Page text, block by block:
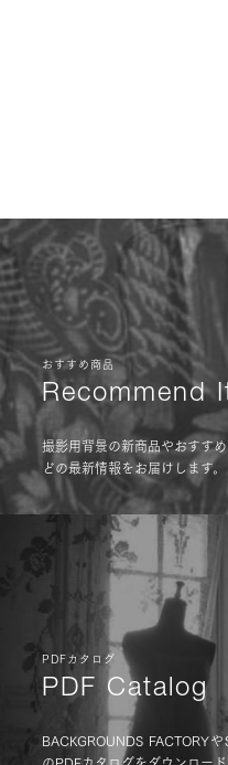
おすすめ商品
Recommend
撮影用背景の新商品やおすす
どの最新情報をお届けします。
PDFカタログ
PDF Catalog
BACKGROUNDS FACTORY